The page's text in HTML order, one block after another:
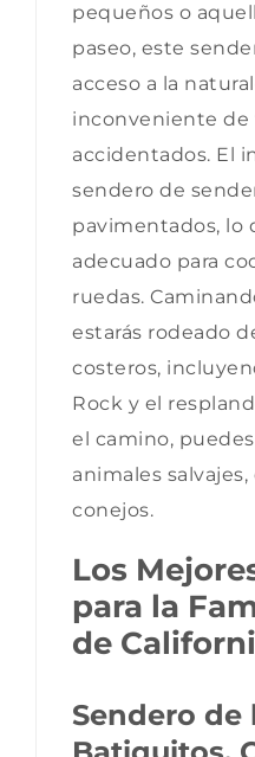
pequeños o
paseo, este
acceso a la
inconveniente de
accidentados. El
sendero de
pavimentados, lo
adecuado para
ruedas.
estarás rodeado
costeros,
Rock y el
el camino,
animales
conejos.
Los
para la
de
Sendero de